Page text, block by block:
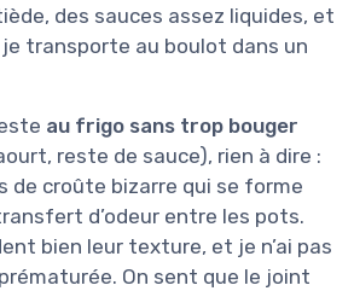
des sauces assez liquides, et
transporte au boulot dans un
au frigo sans trop bouger
reste de sauce), rien à dire :
de croûte bizarre qui se forme
d’odeur entre les pots.
bien leur texture, et je n’ai pas
On sent que le joint